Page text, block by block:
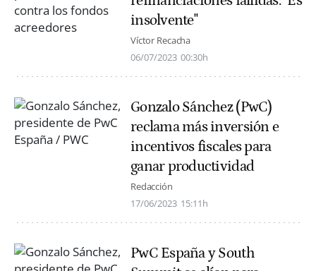
insolvente"
Víctor Recacha
06/07/2023 00:30h
Gonzalo Sánchez (PwC)
reclama más inversión e
incentivos fiscales para
ganar productividad
Redacción
17/06/2023 15:11h
PwC España y South